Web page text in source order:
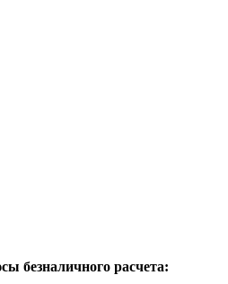
безналичного расчета: